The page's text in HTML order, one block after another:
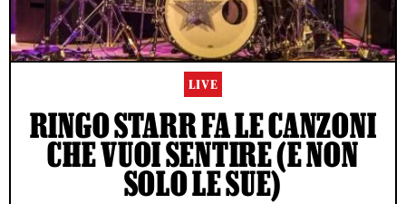
LIVE
RINGO STARR FA LE CANZONI
CHE VUOI SENTIRE (E NON
SOLO LE SUE)